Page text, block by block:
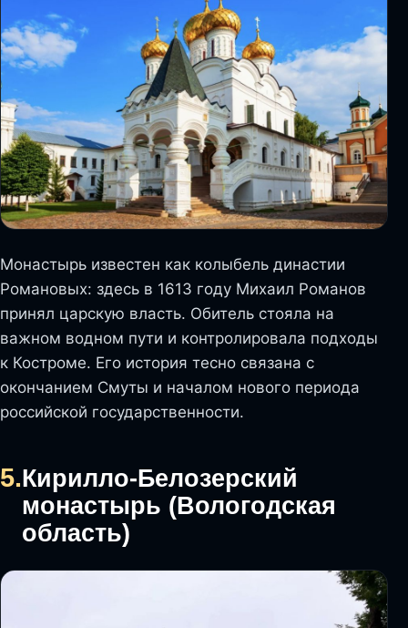
Монастырь известен как колыбель династии
Романовых: здесь в 1613 году Михаил Романов
принял царскую власть. Обитель стояла на
важном водном пути и контролировала подходы
к Костроме. Его история тесно связана с
окончанием Смуты и началом нового периода
российской государственности.
5.Кирилло-Белозерский
монастырь (Вологодская
область)